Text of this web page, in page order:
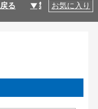
る 製品仕様
お気に入り